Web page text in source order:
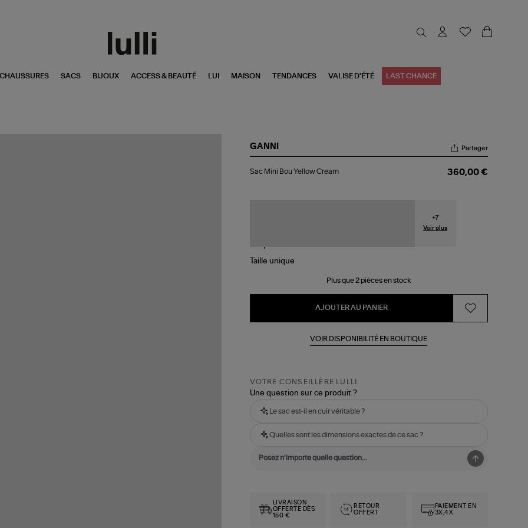
CHAUSSURES SACS BIJOUX ACCESS & BEAUTÉ LUI MAISON TENDANCES VALISE D'ÉTÉ LAST CHANCE
GANNI
Mini
Partager
Sac Mini Bou Yellow Cream 360,00 €
+7
Voir plus
Taille unique
Plus que 2 pièces en stock
AJOUTER AU PANIER
VOIR DISPONIBILITÉ EN BOUTIQUE
VOTRE CONSEILLÈRE LULLI
Une question sur ce produit ?
Le sac est-il en cuir véritable ?
Quelles sont les dimensions exactes de ce sac ?
LIVRAISON
OFFERTE DÈS
150 €
RETOUR
OFFERT
PAIEMENT EN
3X,4X